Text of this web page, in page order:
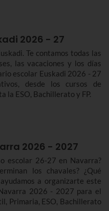
2026 - 27
Te contamos todas las
las vacaciones y los días
escolar Euskadi 2026 - 27
desde los cursos de
la ESO, Bachillerato y FP.
2026 - 2027
escolar 26-27 en Navarra?
los chavales? ¿Qué
a organizarte este
2026 - 2027 para el
Primaria, ESO, Bachillerato